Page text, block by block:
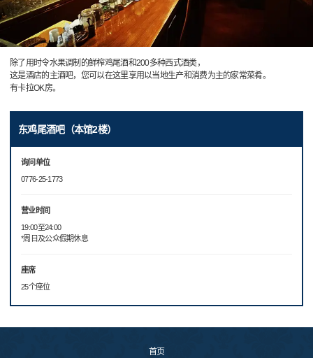
除了用时令水果调制的鲜榨鸡尾酒和200多种西式酒类，
这是酒店的主酒吧，您可以在这里享用以当地生产和消费为主的家常菜肴。
有卡拉OK房。
东鸡尾酒吧（本馆2楼）
询问单位
0776-25-1773
营业时间
19:00至24:00
*周日及公众假期休息
座席
25个座位
首页